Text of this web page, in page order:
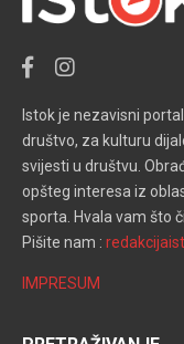
Istok je nezavisni
društvo, za kulturu
svijesti u društvu.
opšteg interesa iz
sporta. Hvala vam što
Pišite nam :
IMPRESUM